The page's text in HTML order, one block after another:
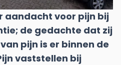
aandacht voor pijn bij
de gedachte dat zij
pijn is er binnen de
vaststellen bij